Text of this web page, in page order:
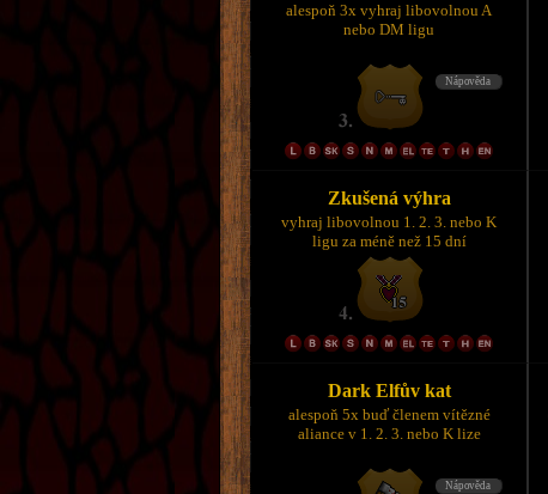
alespoň 3x vyhraj libovolnou A
nebo DM ligu
Zkušená výhra
vyhraj libovolnou 1. 2. 3. nebo K
ligu za méně než 15 dní
Dark Elfův kat
alespoň 5x buď členem vítězné
aliance v 1. 2. 3. nebo K lize